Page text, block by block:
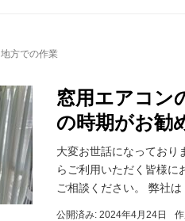
地方での作業
窓用エアコン
の時期がお勧
大変お世話になっており
らご利用いただく皆様に
ご相談ください。 弊社
公開済み: 2024年4月24日